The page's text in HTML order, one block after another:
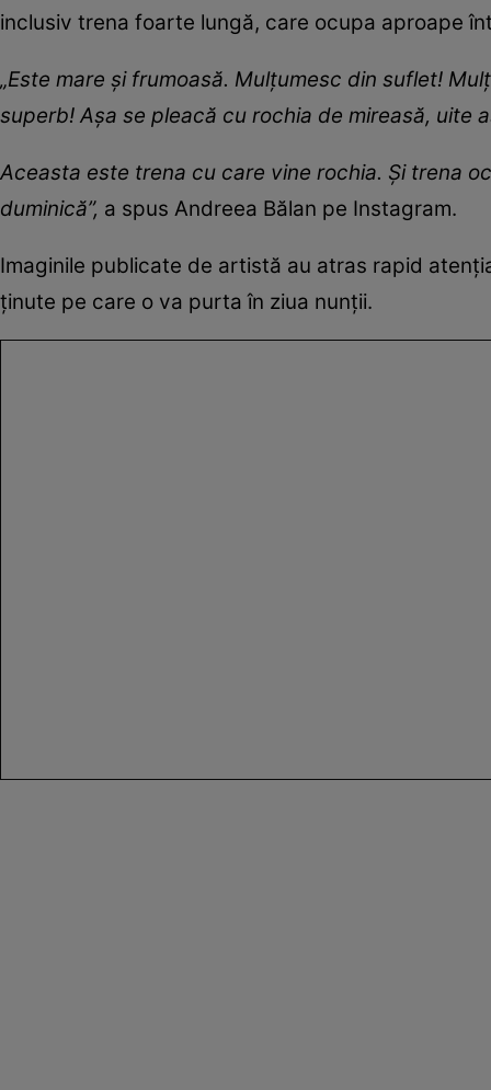
inclusiv trena foarte lungă, care ocupa aproape
„Este mare și frumoasă. Mulțumesc din suflet!
superb! Așa se pleacă cu rochia de mireasă, uite
Aceasta este trena cu care vine rochia. Și trena
duminică”, a spus Andreea Bălan pe Instagram.
Imaginile publicate de artistă au atras rapid
ținute pe care o va purta în ziua nunții.